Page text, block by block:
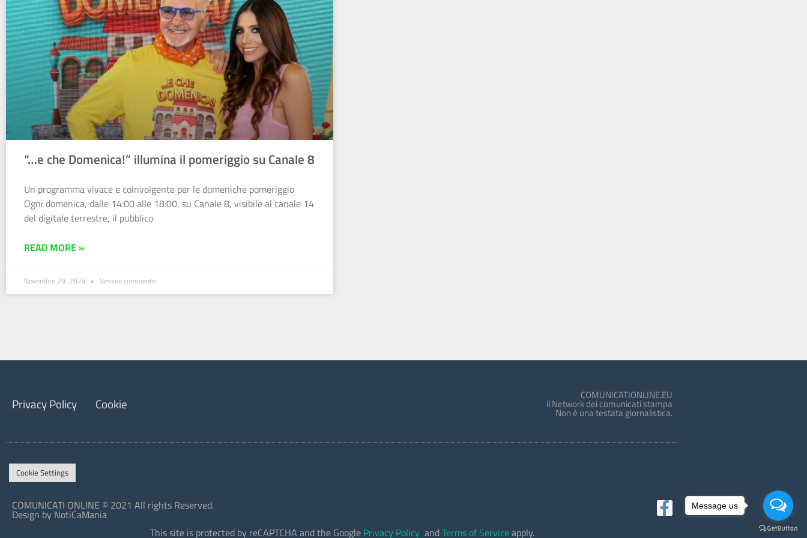
“…e che Domenica!” illumina il pomeriggio su Canale 8
Un programma vivace e coinvolgente per le domeniche pomeriggio
Ogni domenica, dalle 14:00 alle 18:00, su Canale 8, visibile al canale 14
del digitale terrestre, il pubblico
READ MORE »
Novembre 29, 2024 Nessun commento
Privacy Policy Cookie COMUNICATIONLINE.EU
il Network dei comunicati stampa
Non è una testata giornalistica.
Cookie Settings
COMUNICATI ONLINE © 2021 All rights Reserved.
Design by NotiCaMania
This site is protected by reCAPTCHA and the Google Privacy Policy andTerms of Serviceapply.
Message us